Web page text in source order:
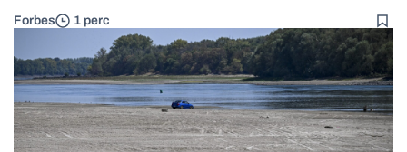
Forbes 1 perc